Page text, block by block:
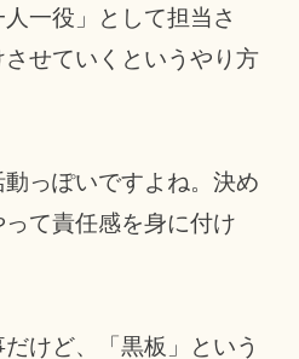
一役」として担当さ
せていくというやり方
っぽいですよね。決め
て責任感を身に付け
けど、「黒板」という